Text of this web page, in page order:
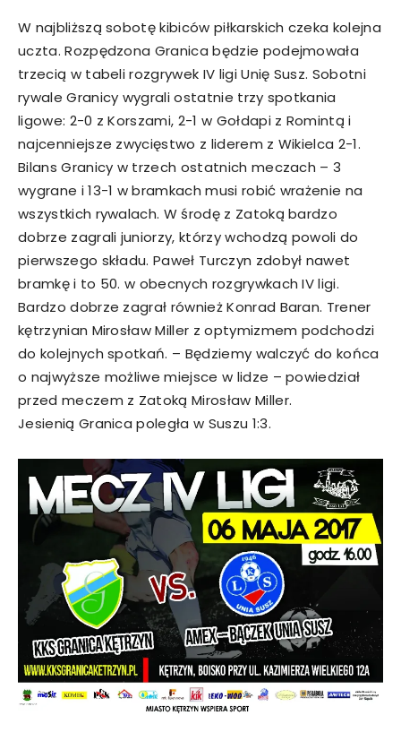
W najbliższą sobotę kibiców piłkarskich czeka kolejna
uczta. Rozpędzona Granica będzie podejmowała
trzecią w tabeli rozgrywek IV ligi Unię Susz. Sobotni
rywale Granicy wygrali ostatnie trzy spotkania
ligowe: 2-0 z Korszami, 2-1 w Gołdapi z Romintą i
najcenniejsze zwycięstwo z liderem z Wikielca 2-1.
Bilans Granicy w trzech ostatnich meczach – 3
wygrane i 13-1 w bramkach musi robić wrażenie na
wszystkich rywalach. W środę z Zatoką bardzo
dobrze zagrali juniorzy, którzy wchodzą powoli do
pierwszego składu. Paweł Turczyn zdobył nawet
bramkę i to 50. w obecnych rozgrywkach IV ligi.
Bardzo dobrze zagrał również Konrad Baran. Trener
kętrzynian Mirosław Miller z optymizmem podchodzi
do kolejnych spotkań. – Będziemy walczyć do końca
o najwyższe możliwe miejsce w lidze – powiedział
przed meczem z Zatoką Mirosław Miller.
Jesienią Granica poległa w Suszu 1:3.